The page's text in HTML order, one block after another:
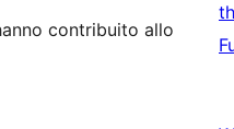
contribuito allo